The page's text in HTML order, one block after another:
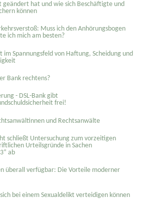
geändert hat und wie sich Beschäftigte und
können
Muss ich den Anhörungsbogen
ich mich am besten?
im Spannungsfeld von Haftung, Scheidung und
Bank rechtens?
- DSL-Bank gibt
frei!
und Rechtsanwälte
schließt Untersuchung zum vorzeitigen
Urteilsgründe in Sachen
ab
überall verfügbar: Die Vorteile moderner
bei einem Sexual­delikt verteidigen können